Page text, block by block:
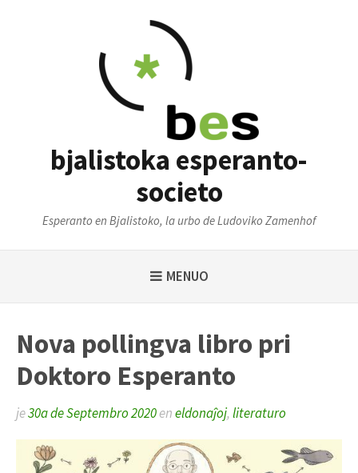
bjalistoka esperanto-
societo
Esperanto en Bjalistoko, la urbo de Ludoviko Zamenhof
MENUO
Nova pollingva libro pri
Doktoro Esperanto
je30a de Septembro 2020eneldonaĵoj,literaturo